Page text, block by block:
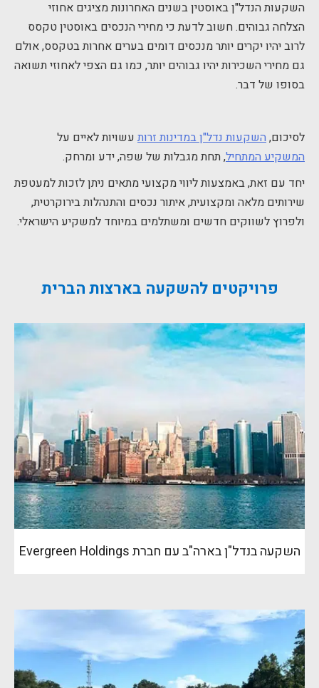
השקעות הנדל"ן באוסטין בשנים האחרונות מציגים אחוזי
הצלחה גבוהים. חשוב לדעת כי מחירי הנכסים באוסטין טקסס
לרוב יהיו יקרים יותר מנכסים דומים בערים אחרות בטקסס, אולם
גם מחירי השכירות יהיו גבוהים יותר, כמו גם הצפי לאחוזי תשואה
בסופו של דבר.
לסיכום, השקעות נדל"ן במדינות זרות עשויות לאיים על
המשקיע המתחיל, תחת מגבלות של שפה, ידע ומרחק.
יחד עם זאת, באמצעות ליווי מקצועי מתאים ניתן לזכות למעטפת
שירותים מלאה ומקצועית, איתור נכסים והתנהלות בירוקרטית,
ולפרוץ לשווקים חדשים ומשתלמים במיוחד למשקיע הישראלי.
פרויקטים להשקעה בארצות הברית
השקעה בנדל"ן בארה"ב עם חברת Evergreen Holdings